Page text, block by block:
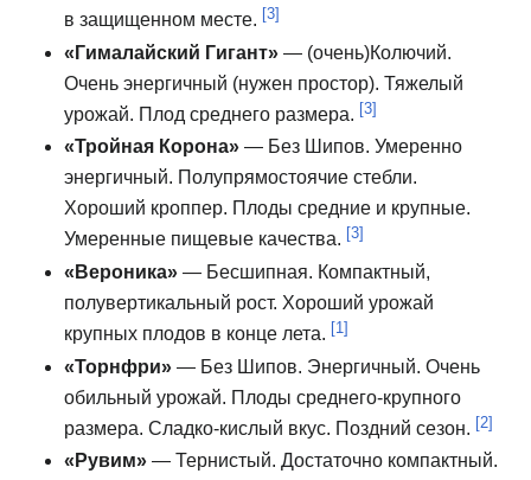
в защищенном месте. [3]
«Гималайский Гигант» — (очень)Колючий.
Очень энергичный (нужен простор). Тяжелый
урожай. Плод среднего размера. [3]
«Тройная Корона» — Без Шипов. Умеренно
энергичный. Полупрямостоячие стебли.
Хороший кроппер. Плоды средние и крупные.
Умеренные пищевые качества. [3]
«Вероника» — Бесшипная. Компактный,
полувертикальный рост. Хороший урожай
крупных плодов в конце лета. [1]
«Торнфри» — Без Шипов. Энергичный. Очень
обильный урожай. Плоды среднего-крупного
размера. Сладко-кислый вкус. Поздний сезон. [2]
«Рувим» — Тернистый. Достаточно компактный.